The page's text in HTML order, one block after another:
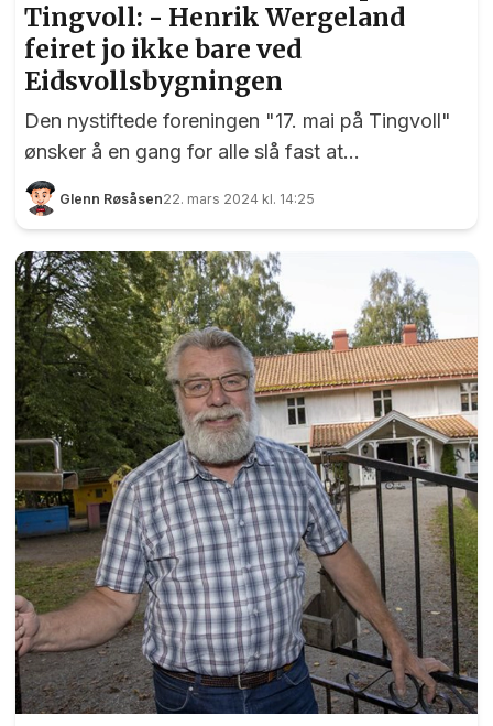
Tingvoll: - Henrik Wergeland
feiret jo ikke bare ved
Eidsvollsbygningen
Den nystiftede foreningen "17. mai på Tingvoll"
ønsker å en gang for alle slå fast at
nasjonaldagen må feires også i midtbygda.
Tidligere holdt kommunen i to arrangementer, et
Eidsvoll kirke. Etter 200-årsjubileet i 2014 ble det
annerledes. Da ble hele kommunen samlet på
Eidsvoll Verk, og siden har det vært diskusjoner.
17. mai ved Tingvoll har lange tradisjoner. Her ser
vi elever fra Gullverket skole på vei til Tingvoll i
1968. Foto: Bry & Skuggedal
Glenn Røsåsen22. mars 2024 kl. 14:25